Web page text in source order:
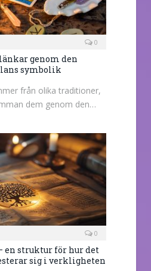
0
genom den
symbolik
från olika traditioner,
dem genom den…
0
en struktur för hur det
sig i verkligheten